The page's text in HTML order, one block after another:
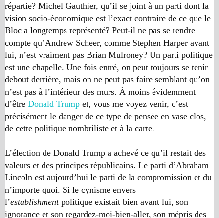
répartie? Michel Gauthier, qu’il se joint à un parti dont la
vision socio-économique est l’exact contraire de ce que le
Bloc a longtemps représenté? Peut-il ne pas se rendre
compte qu’Andrew Scheer, comme Stephen Harper avant
lui, n’est vraiment pas Brian Mulroney? Un parti politique
est une chapelle. Une fois entré, on peut toujours se tenir
debout derrière, mais on ne peut pas faire semblant qu’on
n’est pas à l’intérieur des murs. À moins évidemment
d’être Donald Trump et, vous me voyez venir, c’est
précisément le danger de ce type de pensée en vase clos,
de cette politique nombriliste et à la carte.
L’élection de Donald Trump a achevé ce qu’il restait des
valeurs et des principes républicains. Le parti d’Abraham
Lincoln est aujourd’hui le parti de la compromission et du
n’importe quoi. Si le cynisme envers
l’establishmentpolitique existait bien avant lui, son
ignorance et son regardez-moi-bien-aller, son mépris des